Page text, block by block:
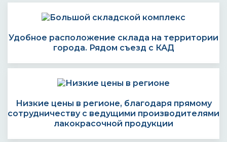
Удобное расположение склада на территории
города. Рядом съезд с КАД
Низкие цены в регионе, благодаря прямому
сотрудничеству с ведущими производителями
лакокрасочной продукции